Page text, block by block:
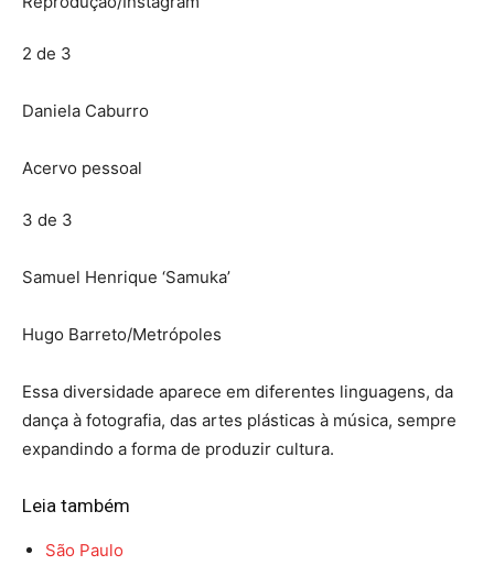
2 de 3
Daniela Caburro
Acervo pessoal
3 de 3
Samuel Henrique ‘Samuka’
Hugo Barreto/Metrópoles
Essa diversidade aparece em diferentes linguagens, da
dança à fotografia, das artes plásticas à música, sempre
expandindo a forma de produzir cultura.
Leia também
São Paulo